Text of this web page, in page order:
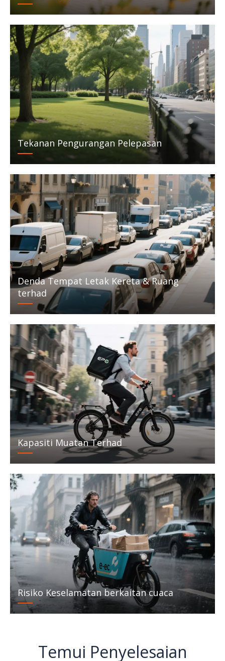
Tekanan Pengurangan Pelepasan
Denda Tempat Letak Kereta & Ruang
terhad
Kapasiti Muatan Terhad
Risiko Keselamatan berkaitan cuaca
Temui Penyelesaian